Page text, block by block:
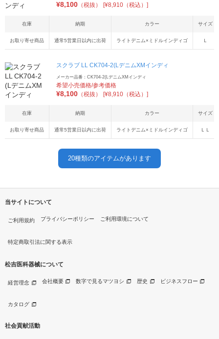
¥8,100 （税抜） [¥8,910（税込）]
在庫 納期 カラー サイズ
お取り寄せ商品 通常5営業日以内に出荷 ライトデニム×ミドルインディゴ Ｌ
スクラブ LL CK704-2(LデニムXMインディ
メーカー品番：CK704-2(LデニムXMインディ
希望小売価格/参考価格
¥8,100 （税抜） [¥8,910（税込）]
在庫 納期 カラー サイズ
お取り寄せ商品 通常5営業日以内に出荷 ライトデニム×ミドルインディゴ ＬＬ
20種類のアイテムがあります
当サイトについて
ご利用規約 プライバシーポリシー ご利用環境について
特定商取引法に関する表示
松吉医科器械について
経営理念 会社概要 数字で見るマツヨシ 歴史 ビジネスフロー
カタログ
社会貢献活動